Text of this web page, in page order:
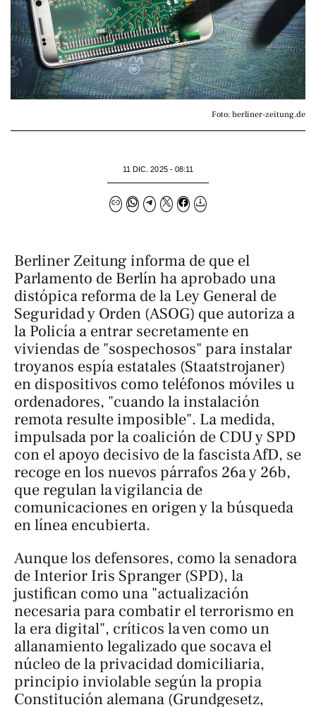
Foto: berliner-zeitung.de
11 DIC. 2025 - 08:11
Berliner Zeitunginforma de que el
Parlamento de Berlín ha aprobado una
distópica reforma de la Ley General de
Seguridad y Orden (ASOG) que autoriza a
la Policía a entrar secretamente en
viviendas de "sospechosos" para instalar
troyanos espía estatales (Staatstrojaner)
en dispositivos como teléfonos móviles u
ordenadores, "cuando la instalación
remota resulte imposible". La medida,
impulsada por la coalición de CDU y SPD
con el apoyo decisivo de la fascista AfD, se
recoge en los nuevos párrafos 26a y 26b,
que regulan la vigilancia de
comunicaciones en origen y la búsqueda
en línea encubierta.
Aunque los defensores, como la senadora
de Interior Iris Spranger (SPD), la
justifican como una "actualización
necesaria para combatir el terrorismo en
la era digital", críticos la ven como un
allanamiento legalizado que socava el
núcleo de la privacidad domiciliaria,
principio inviolable según la propia
Constitución alemana (Grundgesetz,